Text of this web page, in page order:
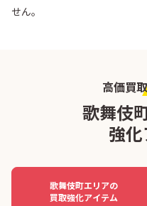
せん。
高価買
歌舞伎
強
歌舞伎町エリアの
買取強化アイテム